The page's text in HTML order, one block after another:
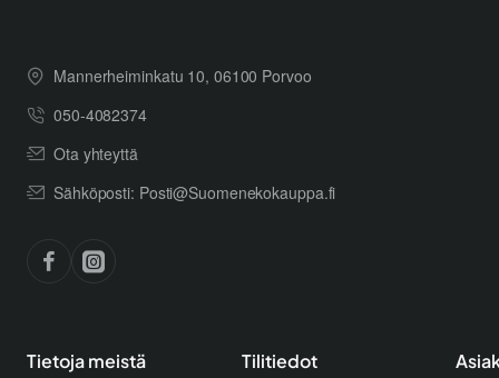
Mannerheiminkatu 10, 06100 Porvoo
050-4082374
Ota yhteyttä
Sähköposti: Posti@Suomenekokauppa.fi
Tietoja meistä Tilitiedot